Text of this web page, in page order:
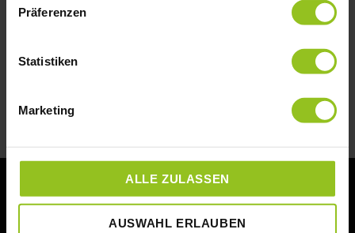
Präferenzen
Statistiken
Marketing
ALLE ZULASSEN
AUSWAHL ERLAUBEN
wird Führung erst,